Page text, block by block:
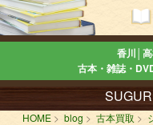
香川│
古本・雑誌・
HOME blog 古本買取